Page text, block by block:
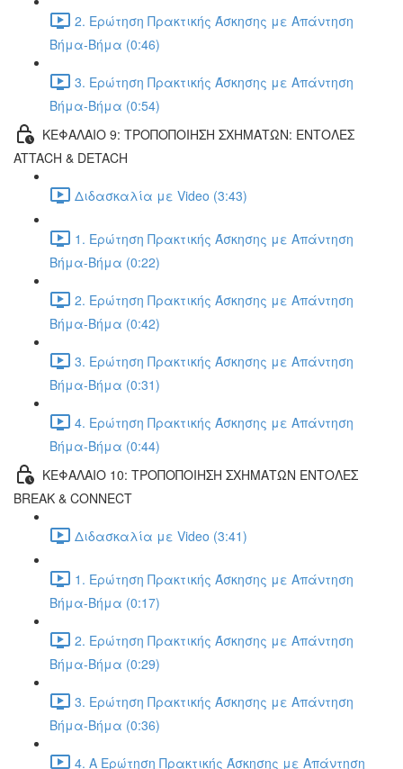
2. Ερώτηση Πρακτικής Άσκησης με Απάντηση
Βήμα-Βήμα (0:46)
3. Ερώτηση Πρακτικής Άσκησης με Απάντηση
Βήμα-Βήμα (0:54)
ΚΕΦΑΛΑΙΟ 9: ΤΡΟΠΟΠΟΙΗΣΗ ΣΧΗΜΑΤΩΝ: ΕΝΤΟΛΕΣ
ATTACH & DETACH
Διδασκαλία με Video (3:43)
1. Ερώτηση Πρακτικής Άσκησης με Απάντηση
Βήμα-Βήμα (0:22)
2. Ερώτηση Πρακτικής Άσκησης με Απάντηση
Βήμα-Βήμα (0:42)
3. Ερώτηση Πρακτικής Άσκησης με Απάντηση
Βήμα-Βήμα (0:31)
4. Ερώτηση Πρακτικής Άσκησης με Απάντηση
Βήμα-Βήμα (0:44)
ΚΕΦΑΛΑΙΟ 10: ΤΡΟΠΟΠΟΙΗΣΗ ΣΧΗΜΑΤΩΝ ΕΝΤΟΛΕΣ
BREAK & CONNECT
Διδασκαλία με Video (3:41)
1. Ερώτηση Πρακτικής Άσκησης με Απάντηση
Βήμα-Βήμα (0:17)
2. Ερώτηση Πρακτικής Άσκησης με Απάντηση
Βήμα-Βήμα (0:29)
3. Ερώτηση Πρακτικής Άσκησης με Απάντηση
Βήμα-Βήμα (0:36)
4. Α Ερώτηση Πρακτικής Άσκησης με Απάντηση